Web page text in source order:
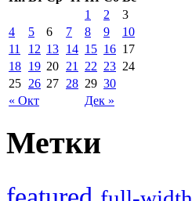
« Окт Дек »
1 2
3
4
5 6 7 8 9
10
11
12 13 14 15 16 17
18 19 20 21 22 23 24
25 26 27 28 29 30
Метки